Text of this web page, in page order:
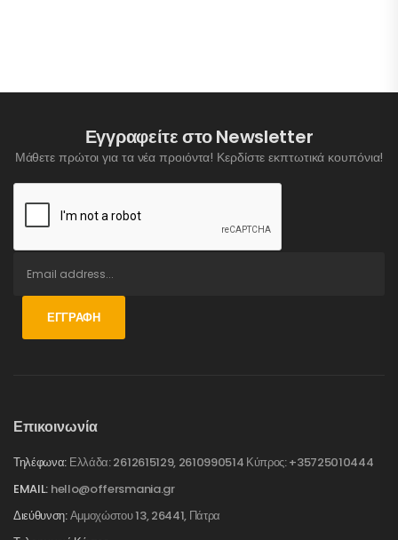
Εγγραφείτε στο Newsletter
Μάθετε πρώτοι για τα νέα προιόντα! Κερδίστε εκπτωτικά κουπόνια!
ΕΓΓΡΑΦΉ
Επικοινωνία
Τηλέφωνα: Ελλάδα: 2612615129, 2610990514 Κύπρος: +35725010444
EMAIL: hello@offersmania.gr
Διεύθυνση:Αμμοχώστου 13, 26441, Πάτρα